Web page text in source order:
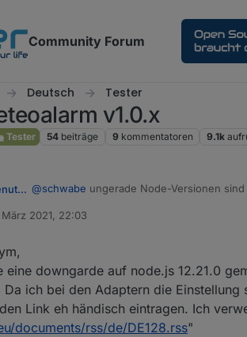
Community Forum
Deutsch Tester
v1.0.x
Tester 54 beiträge 9 kommentatoren 9.1k
Ein ehemaliger Benutzer @schwabe ungerade Node-Versionen
Ich denke bei dir ist dann vielleicht auch
März 2021, 22:03
downgarde auf node.js 12.21.0
ich bei den Adaptern die
Link eh händisch eintragen. Ich
documents/rss/de/DE128.rss"